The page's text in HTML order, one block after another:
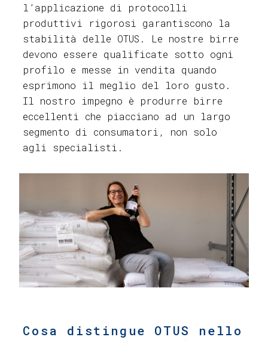
l’applicazione di protocolli
produttivi rigorosi garantiscono la
stabilità delle OTUS. Le nostre birre
devono essere qualificate sotto ogni
profilo e messe in vendita quando
esprimono il meglio del loro gusto.
Il nostro impegno è produrre birre
eccellenti che piacciano ad un largo
segmento di consumatori, non solo
agli specialisti.
Cosa distingue OTUS nello